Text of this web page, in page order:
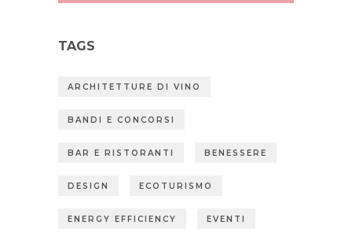
TAGS
ARCHITETTURE DI VINO
BANDI E CONCORSI
BAR E RISTORANTI BENESSERE
DESIGN ECOTURISMO
ENERGY EFFICIENCY EVENTI